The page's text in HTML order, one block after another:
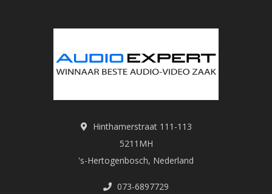
Hinthamerstraat 111-113
5211MH
's-Hertogenbosch, Nederland
073-6897729